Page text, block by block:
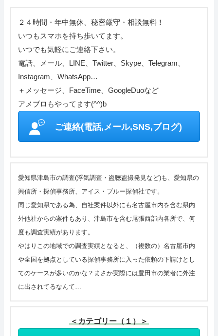
盗聴器・盗撮器発見(料金・機材など)
お問い合わせ・調査の流れ
管理人の部屋(Q&A ・SNS・暇つぶし)
さいごに
特定商取引表記・プライバシーポリシー
サイトマップ
２４時間・年中無休、秘密厳守・相談無料！
いつもスマホを持ち歩いてます。
いつでも気軽にご連絡下さい。
電話、メール、LINE、Twitter、Skype、Telegram、
Instagram、WhatsApp…
＋メッセージ、FaceTime、GoogleDuoなど
アメブロもやってます(^^)b
ご連絡(電話,メール,SNS,ブログ)
愛知県津島市の調査(浮気調査・盗聴盗撮発見など)も、愛知県の
興信所・探偵事務所、アイス・ブルー探偵社です。
同じ愛知県である為、自社案件以外にも名古屋市内を含む県内
外他社からの案件もあり、津島市を含む尾張西部内各所で、何
度も調査実績があります。
やはりこの地域での調査実績となると、（複数の）名古屋市内
や全国を拠点としている探偵事務所に入った依頼の下請けとし
てのケースが多いのかな？まさか実際には豊田市の業者に外注
に出されてるなんて…
＜カテゴリー（１）＞